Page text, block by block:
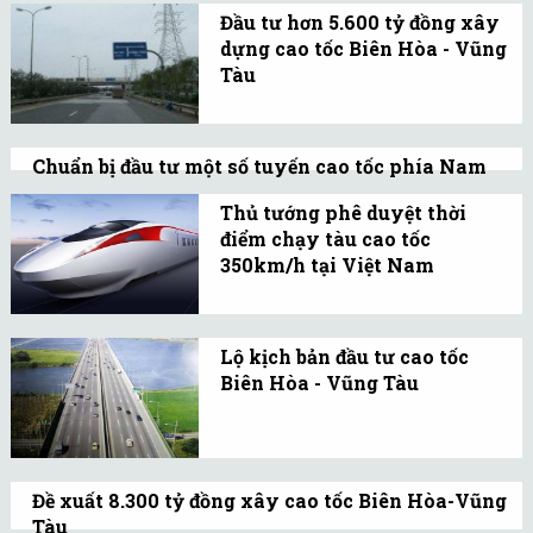
nghiệm trên sông Sài
Gòn.
Đầu tư hơn 5.600 tỷ đồng xây
dựng cao tốc Biên Hòa - Vũng
Tàu
hạn chế đoạn từ cao tốc
TP.HCM-Long Thành-Dầu
Giây nối cao tốc Bến Lức-
Long Thành và nối đến
Chuẩn bị đầu tư một số tuyến cao tốc phía Nam
Cao tốc Biên Hòa-Vũng Tàu giai đoạn I có
tổng mức đầu tư 7.655 tỷ đồng, thời gian
hoàn vốn là 24 năm 11 tháng.
Thủ tướng phê duyệt thời
điểm chạy tàu cao tốc
350km/h tại Việt Nam
cao, đường đôi khổ
1.435mm đáp ứng khai
Lộ kịch bản đầu tư cao tốc
Biên Hòa - Vũng Tàu
Vũng Tàu dài 77,6 km,
quy mô 4 làn xe sẽ kêu
Đề xuất 8.300 tỷ đồng xây cao tốc Biên Hòa-Vũng
Tàu